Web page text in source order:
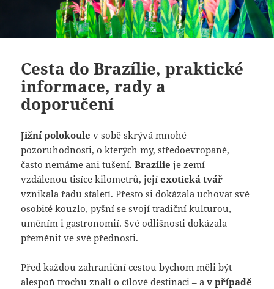
Cesta do Brazílie, praktické
informace, rady a
doporučení
Jižní polokoule v sobě skrývá mnohé
pozoruhodnosti, o kterých my, středoevropané,
často nemáme ani tušení.Brazílie je zemí
vzdálenou tisíce kilometrů, jejíexotická tvář
vznikala řadu staletí. Přesto si dokázala uchovat své
osobité kouzlo, pyšní se svojí tradiční kulturou,
uměním i gastronomií. Své odlišnosti dokázala
přeměnit ve své přednosti.
Před každou zahraniční cestou bychom měli být
alespoň trochu znalí o cílové destinaci – av případě